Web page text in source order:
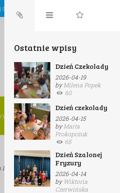
z nami
CHÓREK
matematyczne – Białe...
Białe Misie,Zwinne Rysie
Ostatnie wpisy
Dzień Czekolady
2026-04-19
byMilena Popek
60
Dzień czekolady
2026-04-15
byMarta
Prokopczuk
65
Dzień Szalonej
Fryzury
2026-04-14
byWiktoria
Czerwińska